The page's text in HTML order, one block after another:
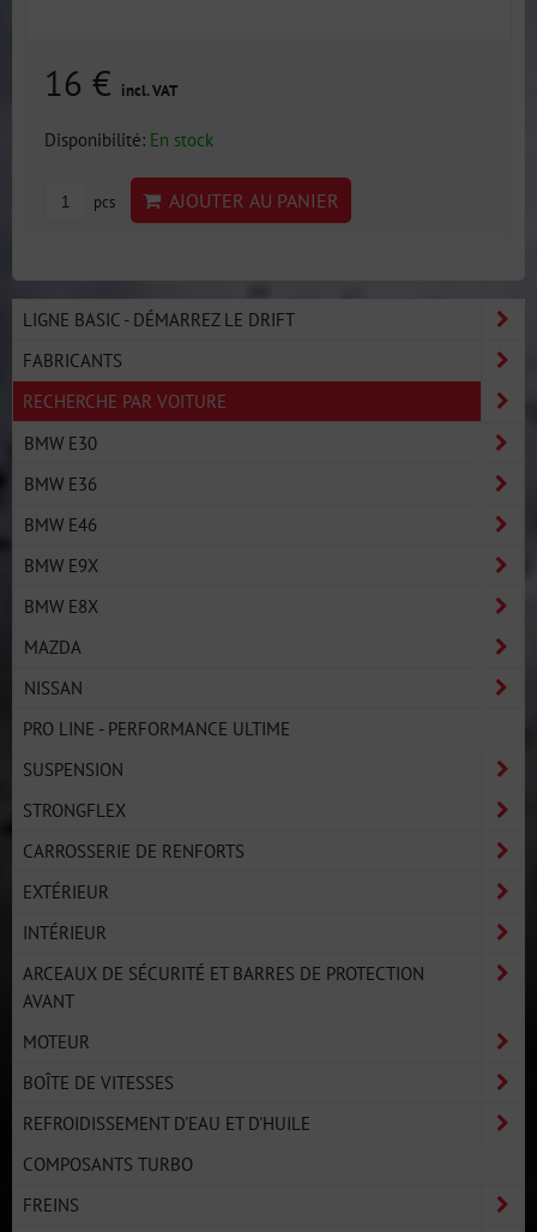
16 € incl. VAT
Disponibilité: En stock
pcs AJOUTER AU PANIER
LIGNE BASIC - DÉMARREZ LE DRIFT
FABRICANTS
RECHERCHE PAR VOITURE
BMW E30
BMW E36
BMW E46
BMW E9X
BMW E8X
MAZDA
NISSAN
PRO LINE - PERFORMANCE ULTIME
SUSPENSION
STRONGFLEX
CARROSSERIE DE RENFORTS
EXTÉRIEUR
INTÉRIEUR
ARCEAUX DE SÉCURITÉ ET BARRES DE PROTECTION
AVANT
MOTEUR
BOÎTE DE VITESSES
REFROIDISSEMENT D'EAU ET D'HUILE
COMPOSANTS TURBO
FREINS